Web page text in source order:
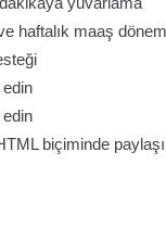
haftalık maaş
biçiminde